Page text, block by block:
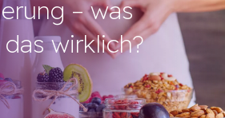
– was
wirklich?